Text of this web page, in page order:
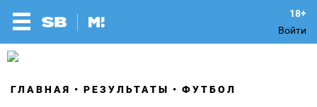
Войти
ГЛАВНАЯ РЕЗУЛЬТАТЫ ФУТБОЛ